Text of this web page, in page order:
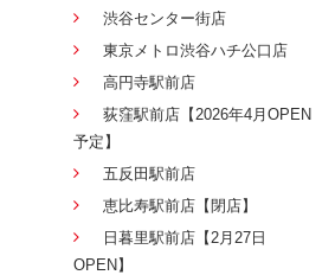
渋谷センター街店
東京メトロ渋谷ハチ公口店
高円寺駅前店
荻窪駅前店【2026年4月OPEN
予定】
五反田駅前店
恵比寿駅前店【閉店】
日暮里駅前店【2月27日
OPEN】